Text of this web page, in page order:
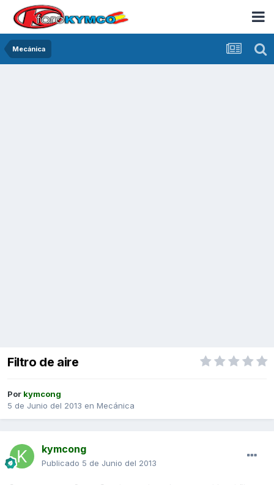
Mecánica
Filtro de aire
Por kymcong
5 de Junio del 2013 en Mecánica
kymcong
Publicado 5 de Junio del 2013